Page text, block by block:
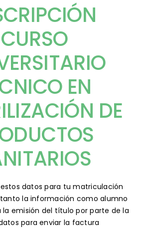
CURSO
EN
DE
datos para tu matriculación
la información como alumno
emisión del título por parte de la
para enviar la factura